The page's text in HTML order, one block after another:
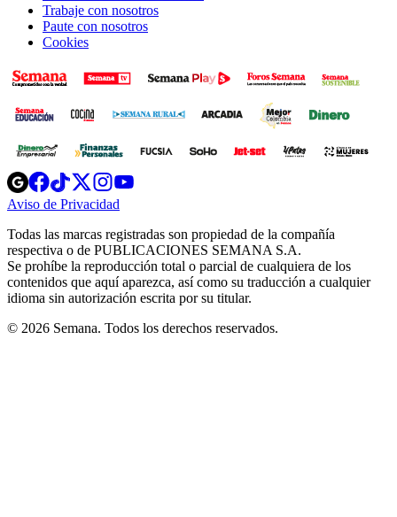
Trabaje con nosotros
Paute con nosotros
Cookies
Opens
in
new
Opens
in
new
Opens
in
new
window
Opens
new
windowwindow
Aviso de Privacidad
new
window
Todas las marcas registradas son propiedad de la compañía
respectiva o de PUBLICACIONES SEMANA S.A.
Se prohíbe la reproducción total o parcial de cualquiera de los
contenidos que aquí aparezca, así como su traducción a cualquier
idioma sin autorización escrita por su titular.
© 2026 Semana. Todos los derechos reservados.